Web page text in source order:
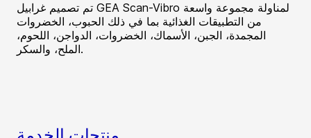
تم تصميم غرابيل GEA Scan-Vibro لمناولة مجموعة واسعة
من التطبيقات الغذائية بما في ذلك الحبوب، الخضروات
المجمدة، الجبن، الأسماك، الخضروات، الدواجن، اللحوم،
الملح، والسكر.